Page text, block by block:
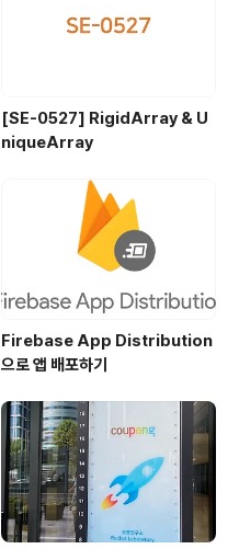
[SE-0527] RigidArray & U
niqueArray
Firebase App Distribution
으로 앱 배포하기